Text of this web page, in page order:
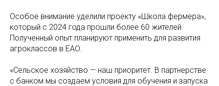
Особое внимание уделили проекту «Школа фермера»,
который с 2024 года прошли более 60 жителей.
Полученный опыт планируют применить для развития
агроклассов в ЕАО.
«Сельское хозяйство — наш приоритет. В партнерстве
с банком мы создаем условия для обучения и запуска